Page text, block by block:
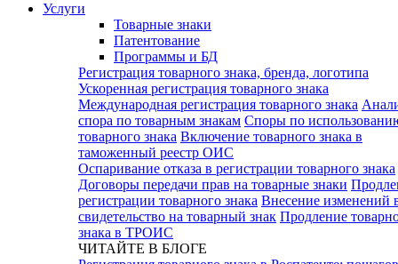
Услуги
Товарные знаки
Патентование
Программы и БД
Регистрация товарного знака, бренда, логотипа
Ускоренная регистрация товарного знака
Международная регистрация товарного знака
спора по товарным знакам Споры по
товарного знака Включение товарного знака в
таможенный реестр ОИС
Оспаривание отказа в регистрации товарного знака
Договоры передачи прав на товарные знаки
регистрации товарного знака Внесение изменений
свидетельство на товарный знак Продление
знака в ТРОИС
ЧИТАЙТЕ В БЛОГЕ